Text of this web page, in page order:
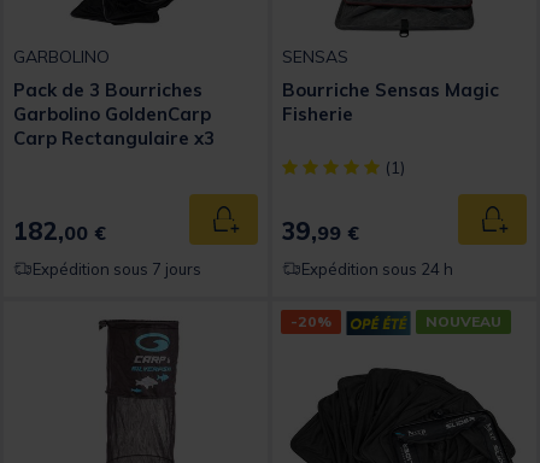
GARBOLINO
Pack de 3 Bourriches
Garbolino GoldenCarp
Carp Rectangulaire x3
182,00 € Ajouter au panier
Expédition sous 7 jours
SENSAS
Bourriche Sensas Magic
Fisherie
[object Object] out of 5
(1)
39,99 €
Expédition sous 24 h
-20% NOUVEAU